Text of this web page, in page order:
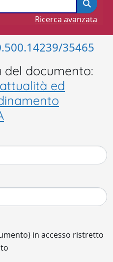
Ricerca avanzata
35465
del documento:
ed
in accesso ristretto